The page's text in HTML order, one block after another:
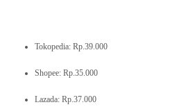
Tokopedia: Rp.39.000
Shopee: Rp.35.000
Lazada: Rp.37.000